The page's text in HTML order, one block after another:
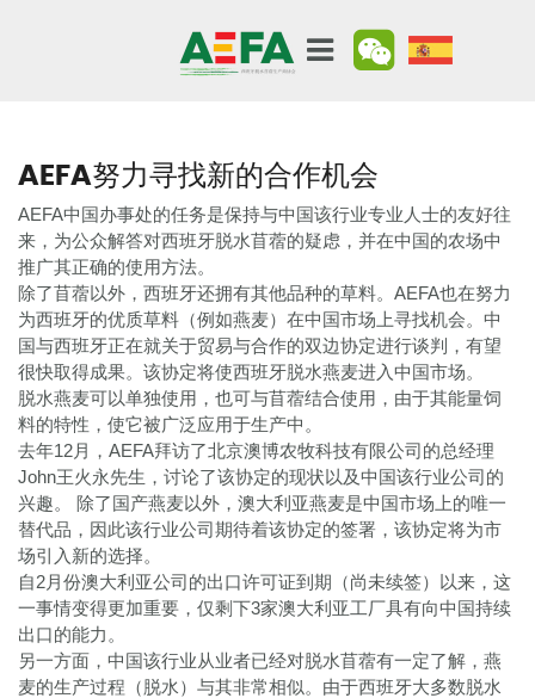
AEFA努力寻找新的合作机会
AEFA中国办事处的任务是保持与中国该行业专业人士的友好往
来，为公众解答对西班牙脱水苜蓿的疑虑，并在中国的农场中
推广其正确的使用方法。
除了苜蓿以外，西班牙还拥有其他品种的草料。AEFA也在努力
为西班牙的优质草料（例如燕麦）在中国市场上寻找机会。中
国与西班牙正在就关于贸易与合作的双边协定进行谈判，有望
很快取得成果。该协定将使西班牙脱水燕麦进入中国市场。
脱水燕麦可以单独使用，也可与苜蓿结合使用，由于其能量饲
料的特性，使它被广泛应用于生产中。
去年12月，AEFA拜访了北京澳博农牧科技有限公司的总经理
John王火永先生，讨论了该协定的现状以及中国该行业公司的
兴趣。 除了国产燕麦以外，澳大利亚燕麦是中国市场上的唯一
替代品，因此该行业公司期待着该协定的签署，该协定将为市
场引入新的选择。
自2月份澳大利亚公司的出口许可证到期（尚未续签）以来，这
一事情变得更加重要，仅剩下3家澳大利亚工厂具有向中国持续
出口的能力。
另一方面，中国该行业从业者已经对脱水苜蓿有一定了解，燕
麦的生产过程（脱水）与其非常相似。由于西班牙大多数脱水